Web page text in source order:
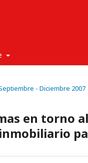
- Diciembre 2007
en torno